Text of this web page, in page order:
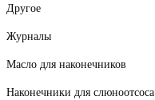
Другое
Журналы
Масло для наконечников
Наконечники для слюноотсоса